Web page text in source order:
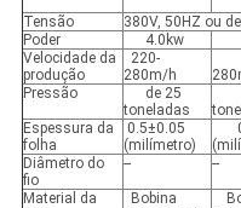
Tensão
380V, 50HZ ou
Poder
4.0kw
Velocidade da
produção
220-
280m/h
Pressão
de 25
toneladas
Espessura da
folha
0.5±0.05
(milímetro)
Diâmetro do
fio
-- --
Material da
Bobina